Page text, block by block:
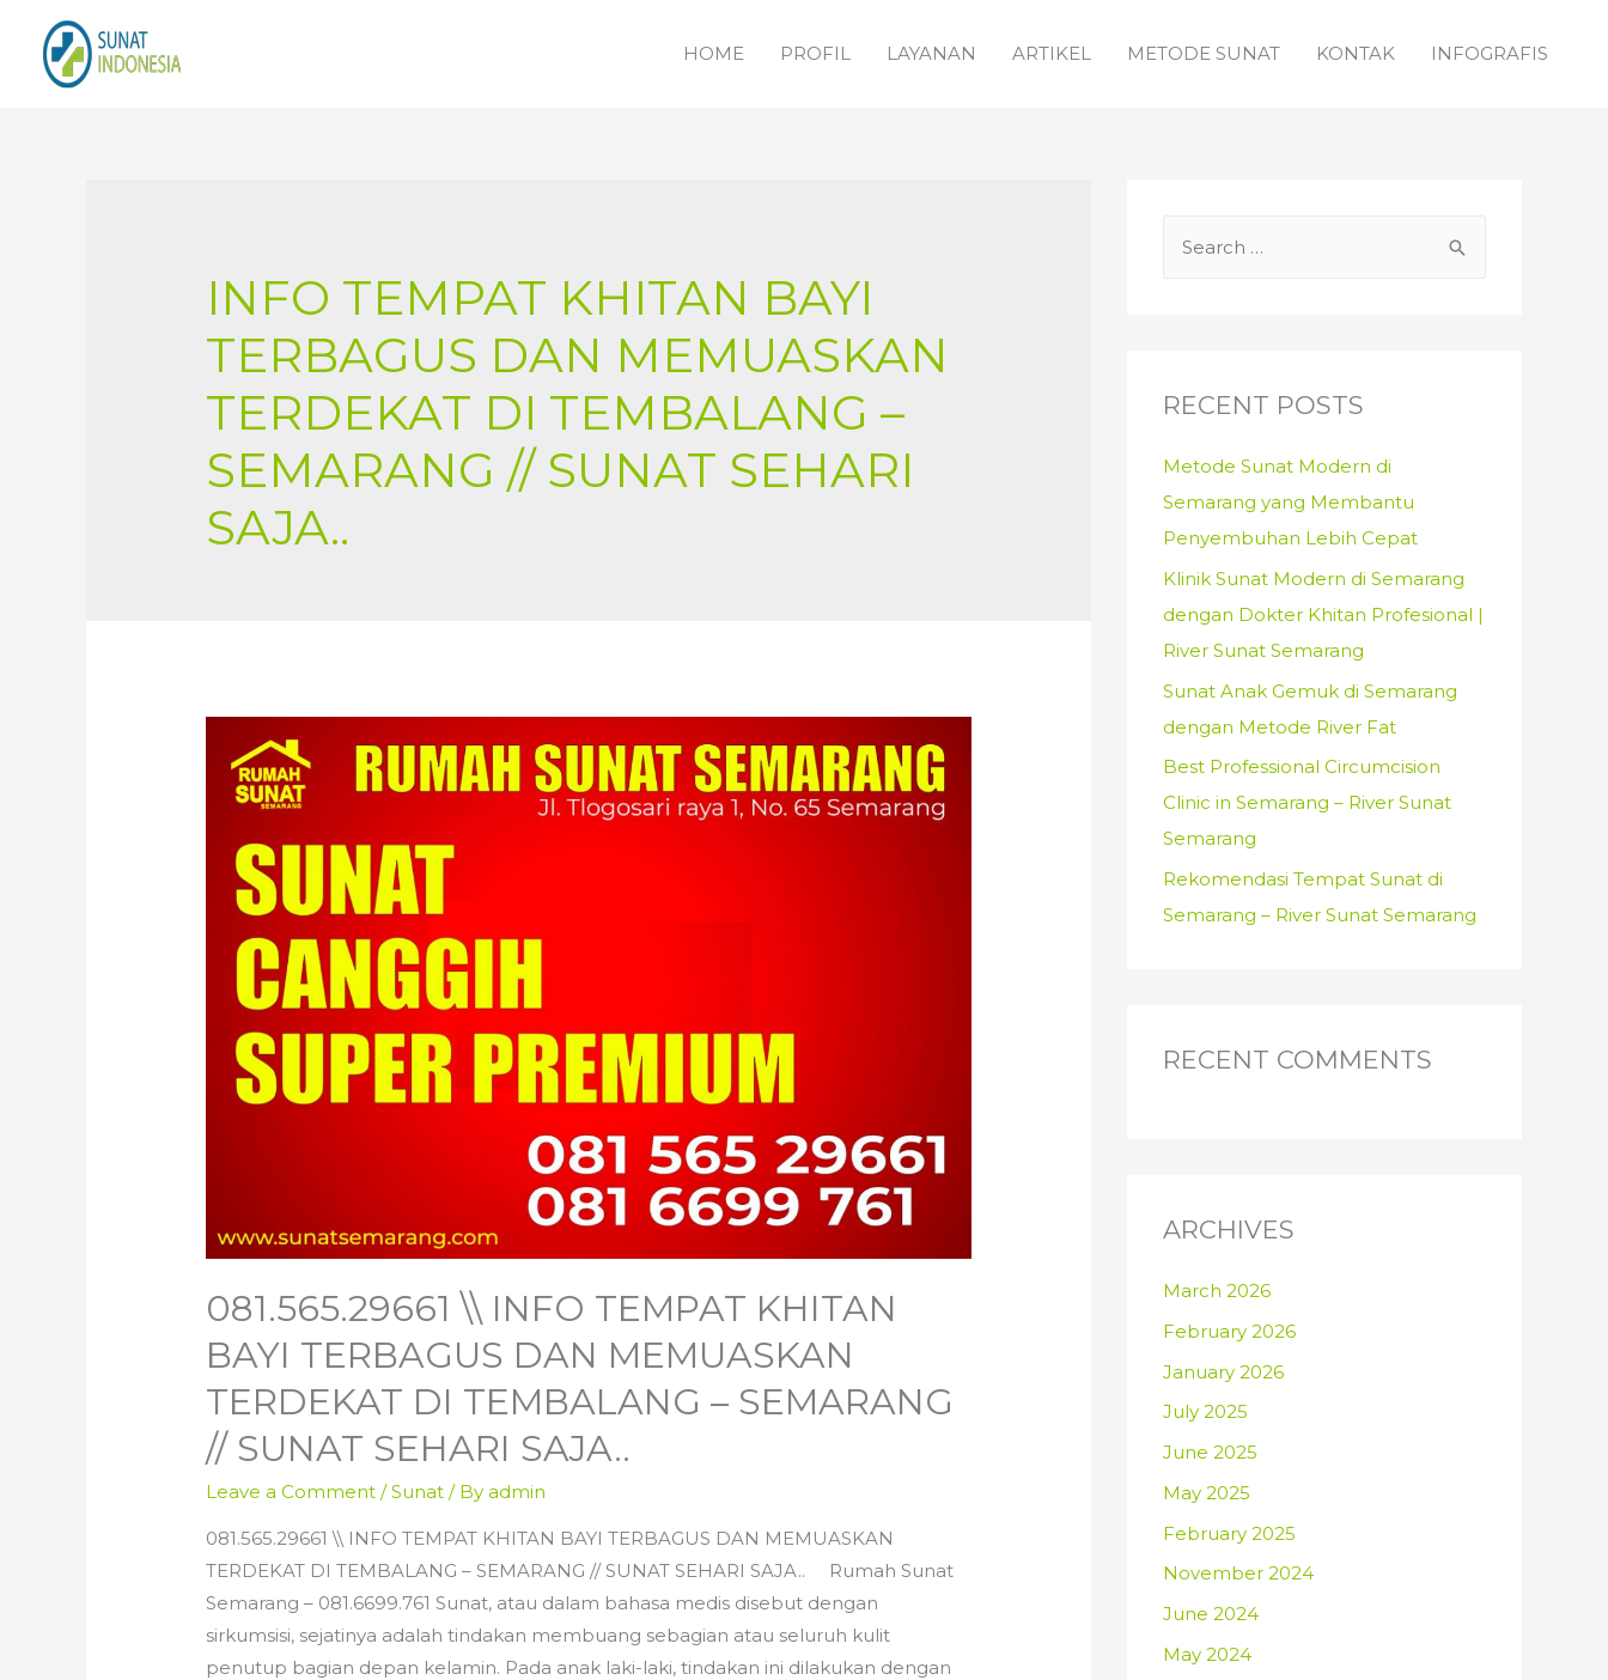
HOME PROFIL LAYANAN ARTIKEL METODE SUNAT KONTAK INFOGRAFIS
INFO TEMPAT KHITAN BAYI
TERBAGUS DAN MEMUASKAN
TERDEKAT DI TEMBALANG –
SEMARANG // SUNAT SEHARI
SAJA..
081.565.29661 \\ INFO TEMPAT KHITAN
BAYI TERBAGUS DAN MEMUASKAN
TERDEKAT DI TEMBALANG – SEMARANG
// SUNAT SEHARI SAJA..
Leave a Comment /Sunat / Byadmin
081.565.29661 \\ INFO TEMPAT KHITAN BAYI TERBAGUS DAN MEMUASKAN
TERDEKAT DI TEMBALANG – SEMARANG // SUNAT SEHARI SAJA.. Rumah Sunat
Semarang – 081.6699.761 Sunat, atau dalam bahasa medis disebut dengan
sirkumsisi, sejatinya adalah tindakan membuang sebagian atau seluruh kulit
penutup bagian depan kelamin. Pada anak laki-laki, tindakan ini dilakukan dengan
h
RECENT POSTS
Metode Sunat Modern di
Semarang yang Membantu
Penyembuhan Lebih Cepat
Klinik Sunat Modern di Semarang
dengan Dokter Khitan Profesional |
River Sunat Semarang
Sunat Anak Gemuk di Semarang
dengan Metode River Fat
Best Professional Circumcision
Clinic in Semarang – River Sunat
Semarang
Rekomendasi Tempat Sunat di
Semarang – River Sunat Semarang
RECENT COMMENTS
ARCHIVES
March 2026
February 2026
January 2026
July 2025
June 2025
May 2025
February 2025
November 2024
June 2024
May 2024